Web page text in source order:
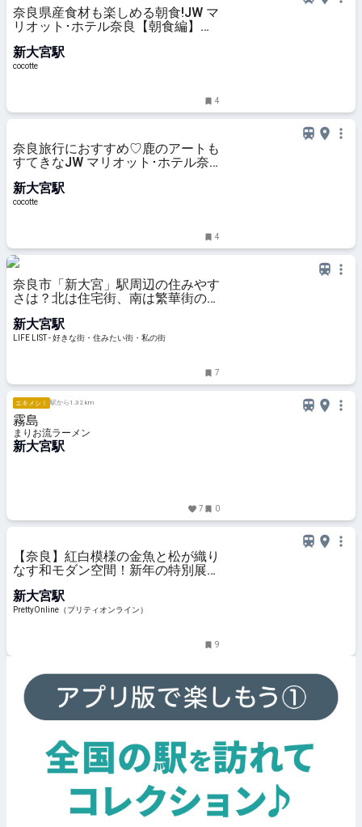
奈良県産食材も楽しめる朝食!JW マ
リオット･ホテル奈良【朝食編】：
新大宮駅
cocotte
4
奈良旅行におすすめ♡鹿のアートも
すてきなJW マリオット･ホテル奈
cocotte
新大宮駅
cocotte
4
奈良市「新大宮」駅周辺の住みやす
さは？北は住宅街、南は繁華街の新
住みたい街・私の街
新大宮駅
LIFE LIST - 好きな街・住みたい街・私の街
7
エキメシ！ 駅から1.32 km
霧島
まりお流ラーメン
新大宮駅
7 0
【奈良】紅白模様の金魚と松が織り
なす和モダン空間！新年の特別展示
新大宮駅
PrettyOnline（プリティオンライン）
9